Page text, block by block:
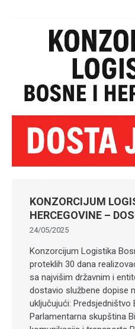
KONZORCIJUM
HERCEGOVINE –
24/05/2025
Konzorcijum Logistika
proteklih 30 dana
sa najvišim državnim i
dostavio službene dopise
uključujući: Predsjedništvo
Parlamentarna skupština